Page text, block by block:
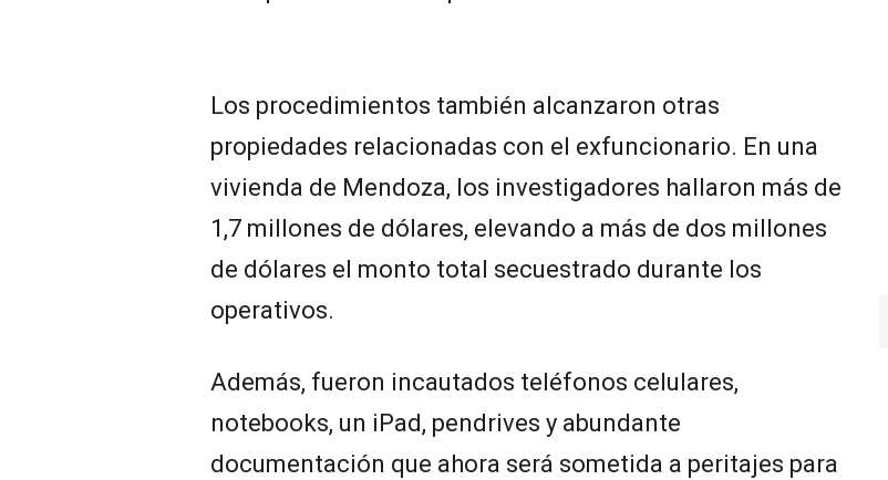
Los procedimientos también alcanzaron otras
propiedades relacionadas con el exfuncionario. En una
vivienda de Mendoza, los investigadores hallaron más de
1,7 millones de dólares, elevando a más de dos millones
de dólares el monto total secuestrado durante los
operativos.
Además, fueron incautados teléfonos celulares,
notebooks, un iPad, pendrives y abundante
documentación que ahora será sometida a peritajes para